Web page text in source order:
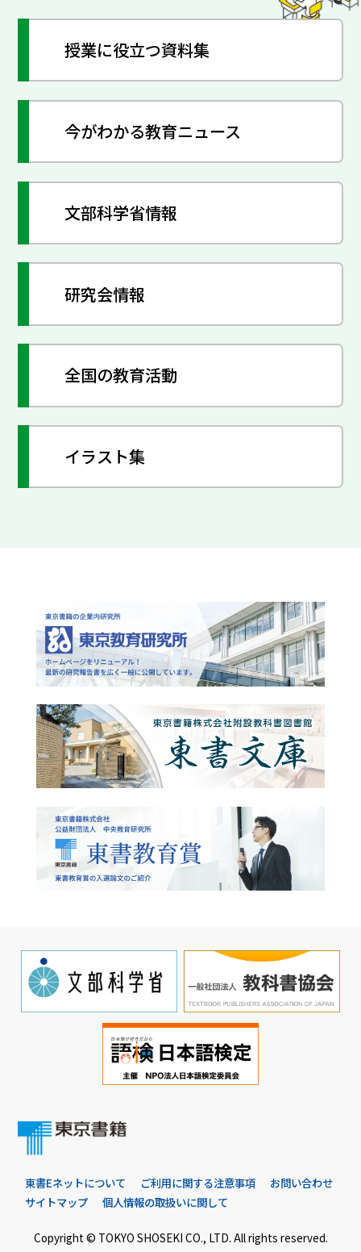
授業に役立つ資料集
今がわかる教育ニュース
文部科学省情報
研究会情報
全国の教育活動
イラスト集
東書Eネットについて ご利用に関する注意事項
お問い合わせ
サイトマップ
個人情報の取扱いに関して
Copyright © TOKYO SHOSEKI CO., LTD. All rights reserved.